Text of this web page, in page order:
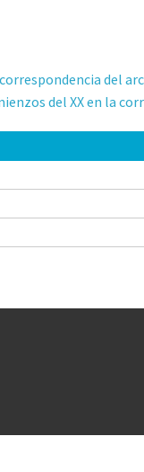
del
del XX en la